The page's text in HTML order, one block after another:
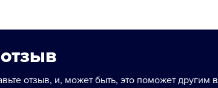
отзыв, и, может быть, это поможет другим в